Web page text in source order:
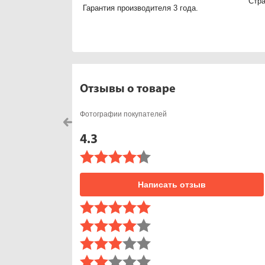
Гарантия производителя 3 года.
Отзывы о товаре
Фотографии покупателей
4.3
Написать отзыв